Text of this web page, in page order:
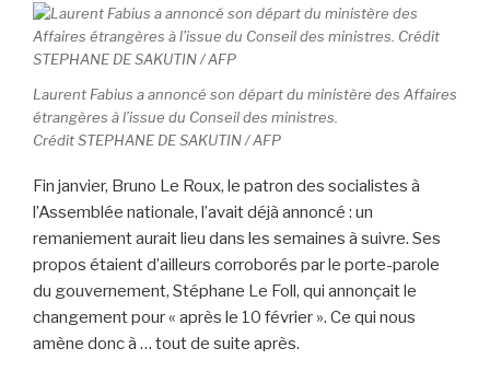
Laurent Fabius a annoncé son départ du ministère des Affaires
étrangères à l’issue du Conseil des ministres.
Crédit STEPHANE DE SAKUTIN / AFP
Fin janvier, Bruno Le Roux, le patron des socialistes à
l’Assemblée nationale, l’avait déjà annoncé : un
remaniement aurait lieu dans les semaines à suivre. Ses
propos étaient d’ailleurs corroborés par le porte-parole
du gouvernement, Stéphane Le Foll, qui annonçait le
changement pour « après le 10 février ». Ce qui nous
amène donc à … tout de suite après.